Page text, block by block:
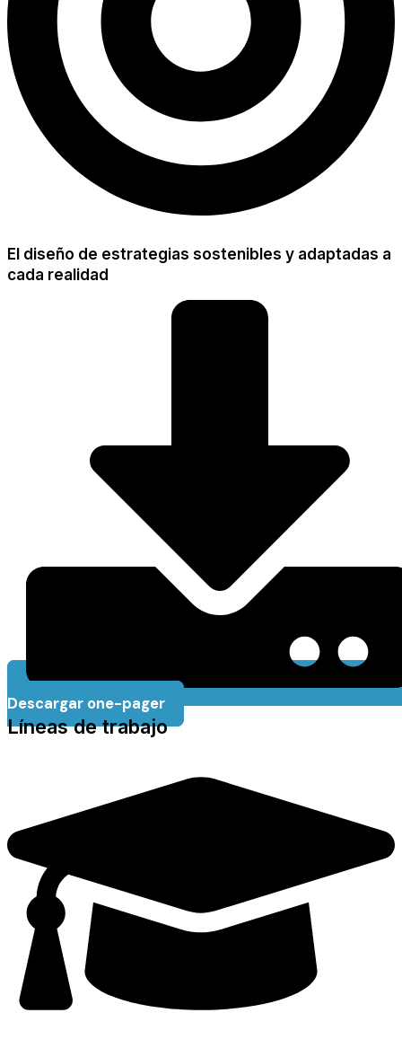
El diseño de estrategias sostenibles y adaptadas a
cada realidad
Descargar one-pager
Líneas de trabajo